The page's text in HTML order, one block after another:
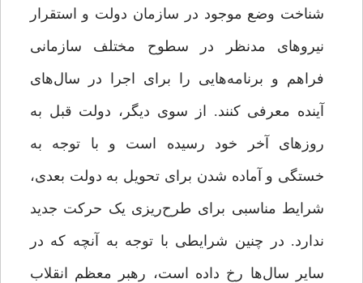
شناخت وضع موجود در سازمان دولت و استقرار
نیروهای مدنظر در سطوح مختلف سازمانی
فراهم و برنامه‌هایی را برای اجرا در سال‌های
آینده معرفی کنند. از سوی دیگر، دولت قبل به
روزهای آخر خود رسیده است و با توجه به
خستگی و آماده‌ شدن برای تحویل به دولت بعدی،
شرایط مناسبی برای طرح‌ریزی یک حرکت جدید
ندارد. در چنین شرایطی با توجه به آنچه که در
سایر سال‌ها رخ داده است، رهبر معظم انقلاب